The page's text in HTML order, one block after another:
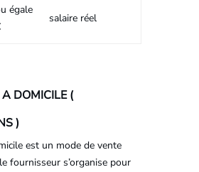
égale
salaire réel
DOMICILE (
)
est un mode de vente
fournisseur s’organise pour